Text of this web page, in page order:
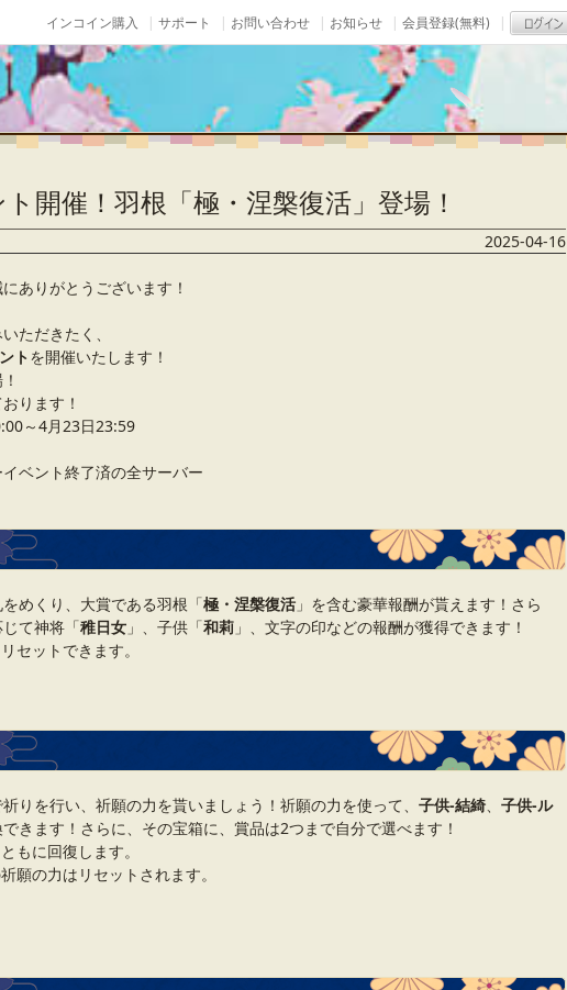
インコイン購入 サポート お問い合わせ お知らせ 会員登録(無料)
開催！羽根「極・涅槃復活」登場！
2025-04-16
ありがとうございます！
ただきたく、
トを開催いたします！
！
ります！
～4月23日23:59
ベント終了済の全サーバー
めくり、大賞である羽根「極・涅槃復活 」を含む豪華報酬が貰えます！さら
て神将「稚日女 」、子供「和莉 」、文字の印などの報酬が獲得できます！
セットできます。
りを行い、祈願の力を貰いましょう！祈願の力を使って、 子供‐結綺、 子供‐ル
きます！さらに、その宝箱に、賞品は2つまで自分で選べます！
もに回復します。
願の力はリセットされます。